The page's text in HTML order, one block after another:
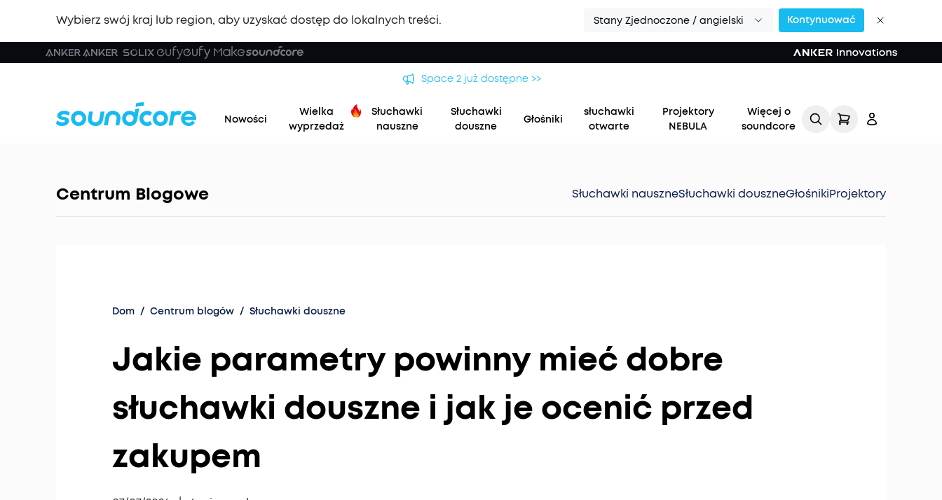
Wybierz swój kraj lub region, aby uzyskać dostęp do lokalnych treści. Stany Zjednoczone / angielski Kontynuować
Space 2 już dostępne >>
Nowości
Wielka
wyprzedaż
Słuchawki
nauszne
Słuchawki
douszne
Głośniki
słuchawki
otwarte
Projektory
NEBULA
Więcej o
soundcore
Centrum Blogowe Słuchawki nauszneSłuchawki douszneGłośnikiProjektory
Dom / Centrum blogów / Słuchawki douszne
Jakie parametry powinny mieć dobre
słuchawki douszne i jak je ocenić przed
zakupem